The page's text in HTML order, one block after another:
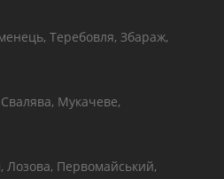
Теребовля, Збараж,
Мукачеве,
Лозова, Первомайський,